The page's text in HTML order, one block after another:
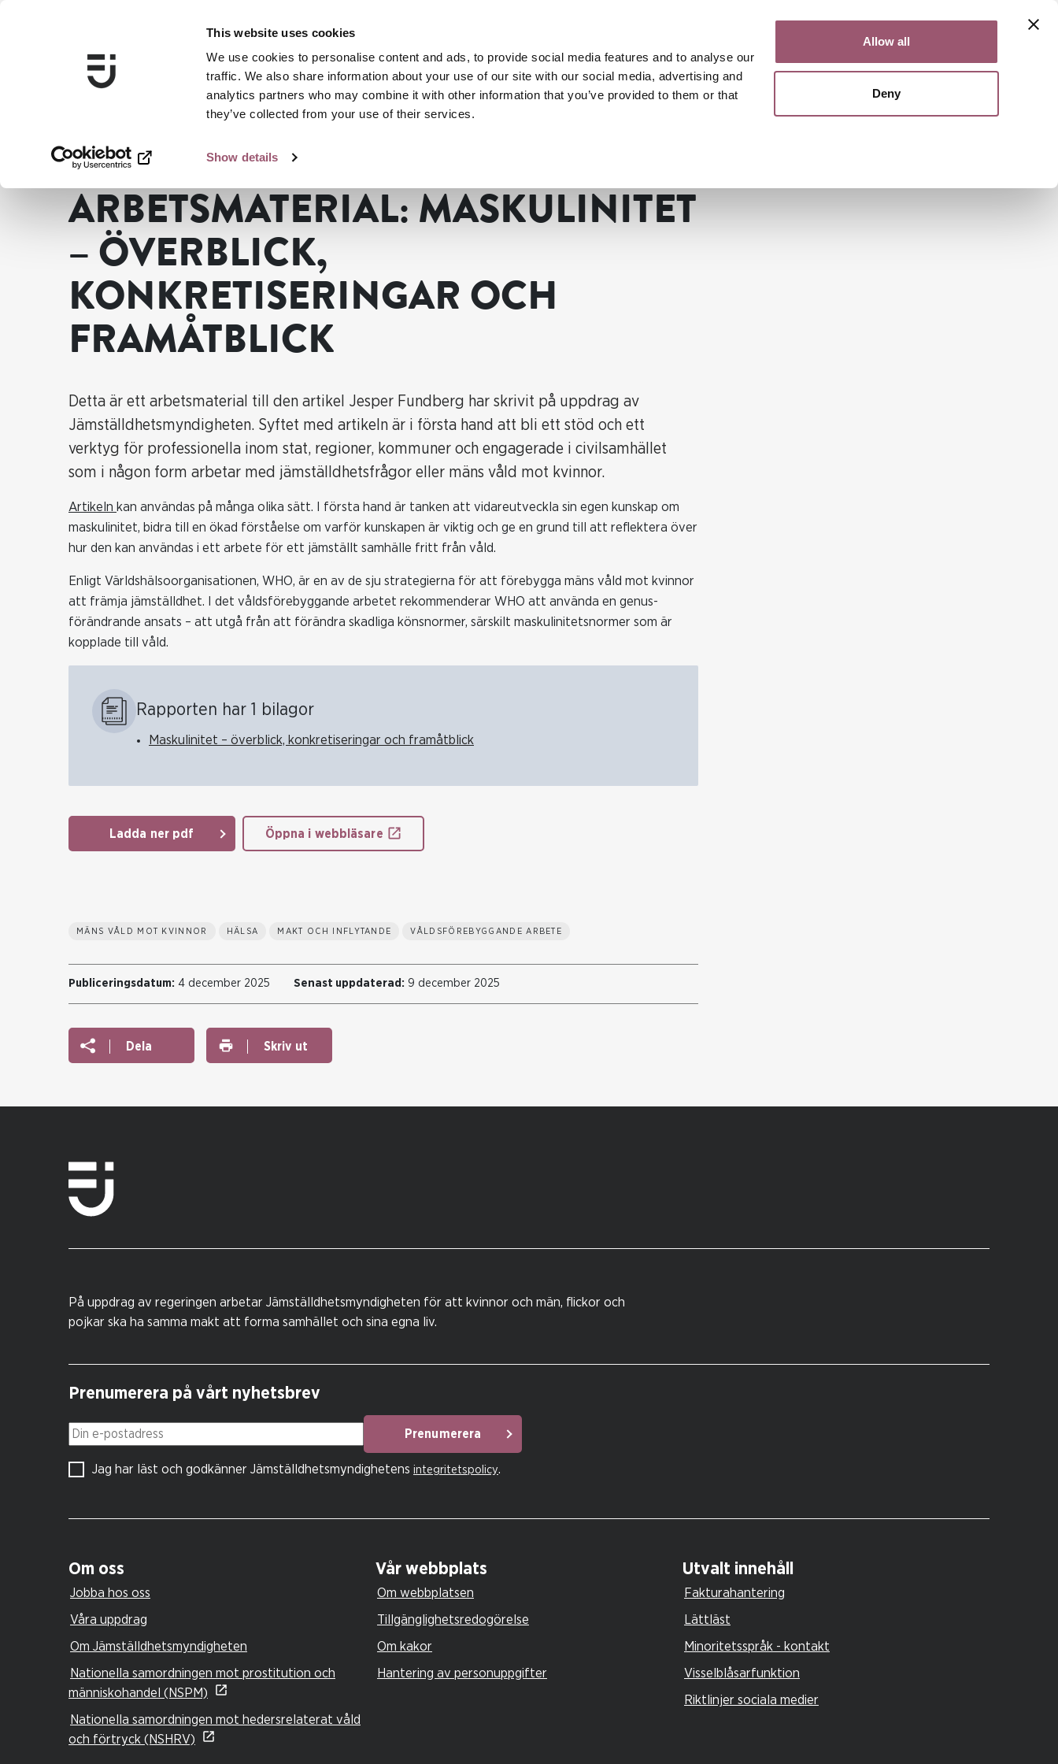
This website uses cookies
We use cookies to personalise content and ads, to provide social media features and to analyse our
traffic. We also share information about your use of our site with our social media, advertising and
analytics partners who may combine it with other information that you’ve provided to them or that
they’ve collected from your use of their services.
Show details
Allow all
DenySök
... Publikationer Arbetsmaterial: Maskulinitet – överblick, konkretiseringar och framåtblick
ARBETSMATERIAL: MASKULINITET
– ÖVERBLICK,
KONKRETISERINGAR OCH
FRAMÅTBLICK
Detta är ett arbetsmaterial till den artikel Jesper Fundberg har skrivit på uppdrag av
Jämställdhetsmyndigheten. Syftet med artikeln är i första hand att bli ett stöd och ett
verktyg för professionella inom stat, regioner, kommuner och engagerade i civilsamhället
som i någon form arbetar med jämställdhetsfrågor eller mäns våld mot kvinnor.
Artikeln kan användas på många olika sätt. I första hand är tanken att vidareutveckla sin egen kunskap om
maskulinitet, bidra till en ökad förståelse om varför kunskapen är viktig och ge en grund till att reflektera över
hur den kan användas i ett arbete för ett jämställt samhälle fritt från våld.
Enligt Världshälsoorganisationen, WHO, är en av de sju strategierna för att förebygga mäns våld mot kvinnor
att främja jämställdhet. I det våldsförebyggande arbetet rekommenderar WHO att använda en genus­
förändrande ansats – att utgå från att förändra skadliga könsnormer, särskilt maskulinitetsnormer som är
kopplade till våld.
Rapporten har 1 bilagor
Maskulinitet – överblick, konkretiseringar och framåtblick
Ladda ner pdf Öppna i webbläsare
MÄNS VÅLD MOT KVINNOR HÄLSA MAKT OCH INFLYTANDE VÅLDSFÖREBYGGANDE ARBETE
Publiceringsdatum: 4 december 2025 Senast uppdaterad: 9 december 2025
Dela Skriv ut
På uppdrag av regeringen arbetar Jämställdhetsmyndigheten för att kvinnor och män, flickor och
pojkar ska ha samma makt att forma samhället och sina egna liv.
Prenumerera på vårt nyhetsbrev
Din e-postadress Prenumerera
Jag har läst och godkänner Jämställdhetsmyndighetens integritetspolicy.
Om oss
Jobba hos oss
Våra uppdrag
Om Jämställdhetsmyndigheten
Nationella samordningen mot prostitution och
människohandel (NSPM)
Nationella samordningen mot hedersrelaterat våld
och förtryck (NSHRV)
Vår webbplats
Om webbplatsen
Tillgänglighetsredogörelse
Om kakor
Hantering av personuppgifter
Utvalt innehåll
Fakturahantering
Lättläst
Minoritetsspråk - kontakt
Visselblåsarfunktion
Riktlinjer sociala medier